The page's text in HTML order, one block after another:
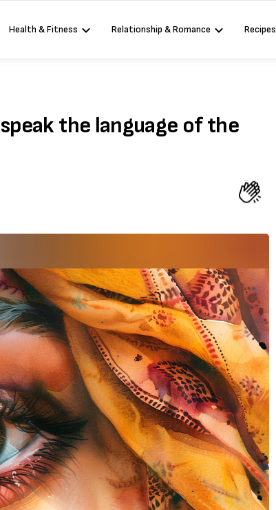
Health & Fitness Relationship & Romance Recipes
speak the language of the